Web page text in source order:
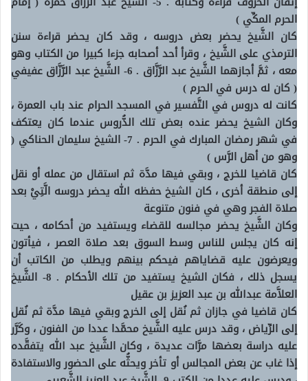
الحرم المكِّي )
كان الشَّيخ يحضر بعض دروسه ، وقد كان يحضر قراءة سنن
الترمذي على الشَّيخ ، وقرأ أحد أصحابه جزءا كبيرا من الكتاب وهو
معه ، ثمَّ أجازهما الشَّيخ عبد الرَّزَّاق . 6- الشَّيخ عبد الرَّزَّاق عفيفي
( كان له درس في الحرم )
كانت له دروس في التَّفسير في المسجد الحرام عند باب العمرة ،
وكان الشيخ يحضر عنده بعض تلك الدُّروس عندما كان يعتكف
في شهر رمضان المبارك في الحرم . 7- الشيخ سليمان الحناكي (
وهو من أهل الرَّس )
كان قاضيا للخرج ، وبقي فيها مدَّة ثم استقال من عمله أو نقل
إلى منطقة أخرى ، كان الشيخ حفظه الله يحضر دروسه الَّتِيْ بعد
صلاة الفجر وهي في فنون متنوعة
وكان الشَّيخ يحضر مجالسه للقضاء ويستفيد من أحكامه ، حيت
إنه كان يجلس للناس وسط السوق بعد صلاة العصر ، فيأتون
ويعرضون عليه قضاياهم فيحكم بينهم ويطلب من الكاتب أن
يسجل ذلك ، فكان الشيخ يستفيد من تلك الأحكام . 8- الشَّيخ
العلاَّمة عبدالله بن عبد العزيز بن عقيل
كان قاضيا في جازان ثم نُقل إلى الخرج وبقي فيها مدَّة ثم نُقل
إلى الرِّياض ، وقد درس عليه الشَّيخ محمَّدا عددا من الفنون ، وكَرَّر
عليه دراسة بعضها مرَّات عديدة ، وكان الشَّيخ عبد الله يتفقَّده
إذا غاب عن بعض المجالس أو تأخر ويحثُّه على الحضور والاستفادة